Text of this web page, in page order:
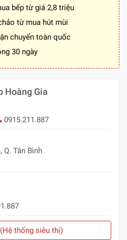
bếp từ giá 2,8 triệu
từ mua hút mùi
chuyển toàn quốc
30 ngày
Hoàng Gia
0915.211.887
Q. Tân Bình
thống siêu thị)